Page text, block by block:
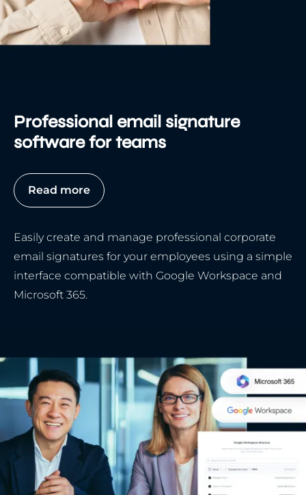
Professional email signature
software for teams
Read more
Easily create and manage professional corporate
email signatures for your employees using a simple
interface compatible with Google Workspace and
Microsoft 365.